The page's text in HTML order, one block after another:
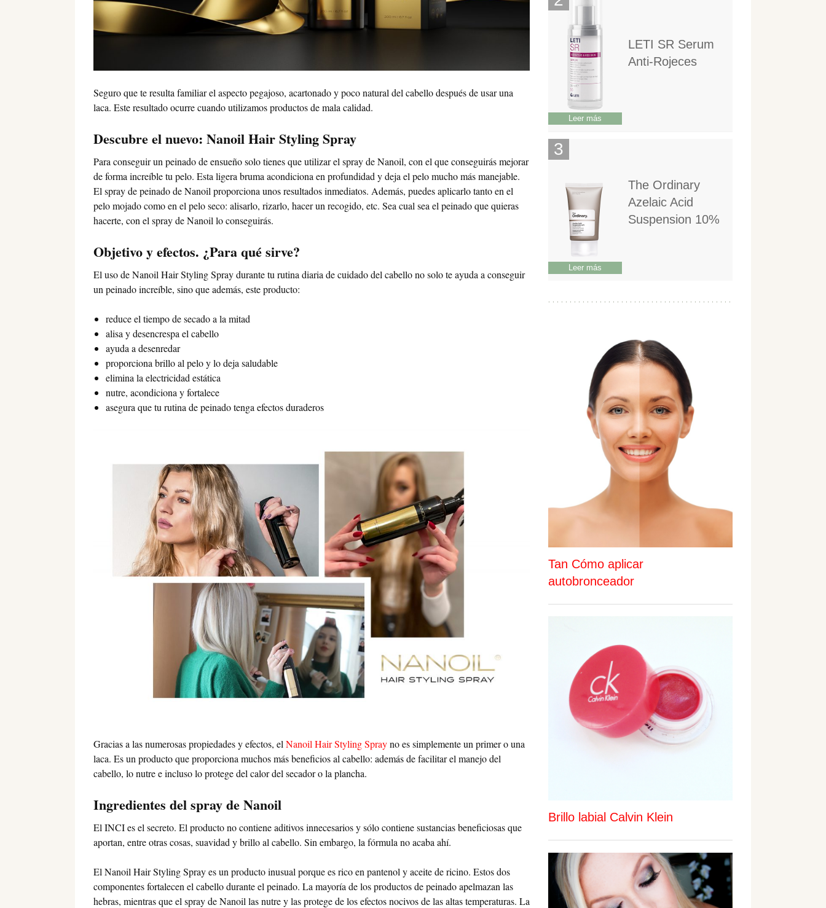
Seguro que te resulta familiar el aspecto pegajoso, acartonado y poco natural del cabello después de usar una
laca. Este resultado ocurre cuando utilizamos productos de mala calidad.
Descubre el nuevo: Nanoil Hair Styling Spray
Para conseguir un peinado de ensueño solo tienes que utilizar el spray de Nanoil, con el que conseguirás mejorar
de forma increíble tu pelo. Esta ligera bruma acondiciona en profundidad y deja el pelo mucho más manejable.
El spray de peinado de Nanoil proporciona unos resultados inmediatos. Además, puedes aplicarlo tanto en el
pelo mojado como en el pelo seco: alisarlo, rizarlo, hacer un recogido, etc. Sea cual sea el peinado que quieras
hacerte, con el spray de Nanoil lo conseguirás.
Objetivo y efectos. ¿Para qué sirve?
El uso de Nanoil Hair Styling Spray durante tu rutina diaria de cuidado del cabello no solo te ayuda a conseguir
un peinado increíble, sino que además, este producto:
reduce el tiempo de secado a la mitad
alisa y desencrespa el cabello
ayuda a desenredar
proporciona brillo al pelo y lo deja saludable
elimina la electricidad estática
nutre, acondiciona y fortalece
asegura que tu rutina de peinado tenga efectos duraderos
Gracias a las numerosas propiedades y efectos, el Nanoil Hair Styling Sprayno es simplemente un primer o una
laca. Es un producto que proporciona muchos más beneficios al cabello: además de facilitar el manejo del
cabello, lo nutre e incluso lo protege del calor del secador o la plancha.
Ingredientes del spray de Nanoil
El INCI es el secreto. El producto no contiene aditivos innecesarios y sólo contiene sustancias beneficiosas que
aportan, entre otras cosas, suavidad y brillo al cabello. Sin embargo, la fórmula no acaba ahí.
El Nanoil Hair Styling Spray es un producto inusual porque es rico en pantenol y aceite de ricino. Estos dos
componentes fortalecen el cabello durante el peinado. La mayoría de los productos de peinado apelmazan las
hebras, mientras que el spray de Nanoil las nutre y las protege de los efectos nocivos de las altas temperaturas. La
LETI SR Serum
Anti-Rojeces
Leer más
The Ordinary
Azelaic Acid
Suspension 10%
Leer más
Tan Cómo aplicar
autobronceador
Brillo labial Calvin Klein